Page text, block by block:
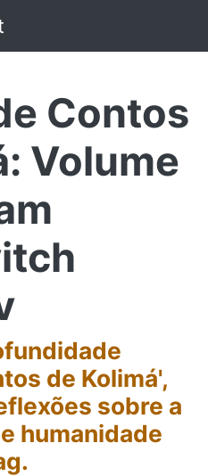
Contos
Volume
de Kolimá',
sobre a
humanidade